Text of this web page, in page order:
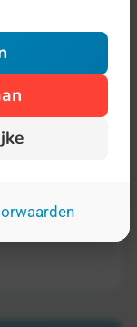
de
van de